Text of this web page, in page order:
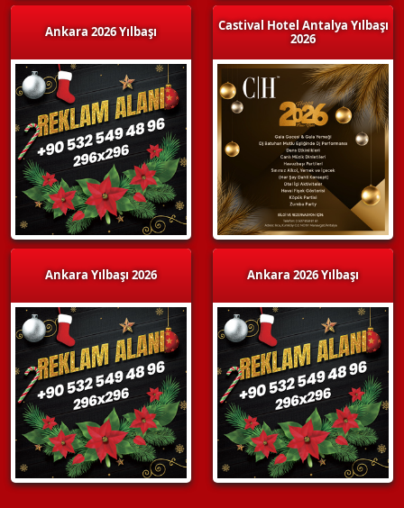
Ankara 2026 Yılbaşı
Ankara Yılbaşı 2026
Castival Hotel Antalya Yılbaşı
2026
Ankara 2026 Yılbaşı